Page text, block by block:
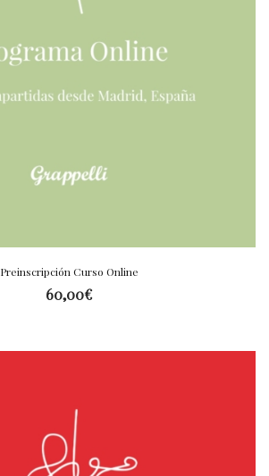
Preinscripción Curso Online
60,00€